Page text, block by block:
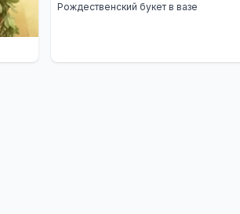
Рождественский букет в вазе